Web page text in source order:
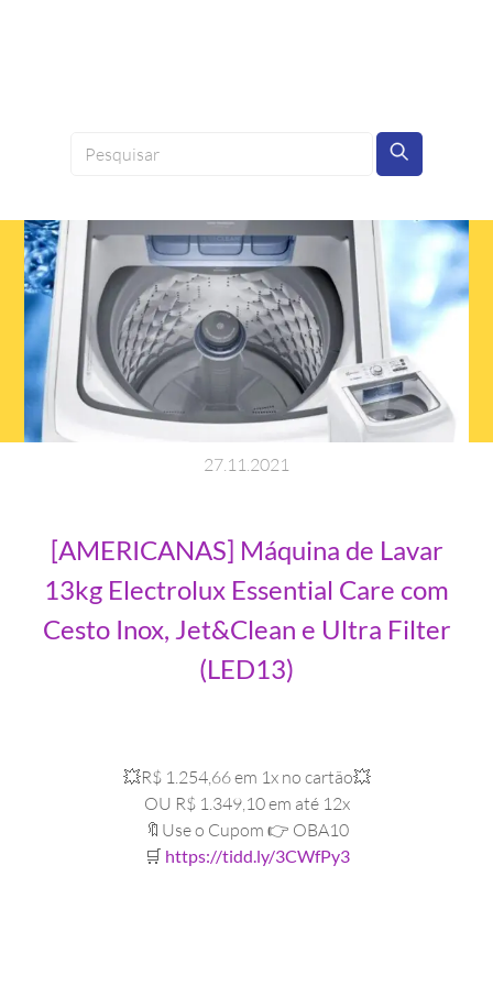
27 11 2021
[AMERICANAS] Máquina de Lavar
13kg Electrolux Essential Care com
Cesto Inox, Jet&Clean e Ultra Filter
(LED13)
💥R$ 1.254,66 em 1x no cartão💥
OU R$ 1.349,10 em até 12x
🔖Use o Cupom 👉 OBA10
🛒 https://tidd.ly/3CWfPy3